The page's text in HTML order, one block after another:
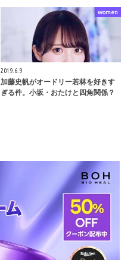
women
2019.6.9
加藤史帆がオードリー若林を好きす
ぎる件。小坂・おたけと四角関係？